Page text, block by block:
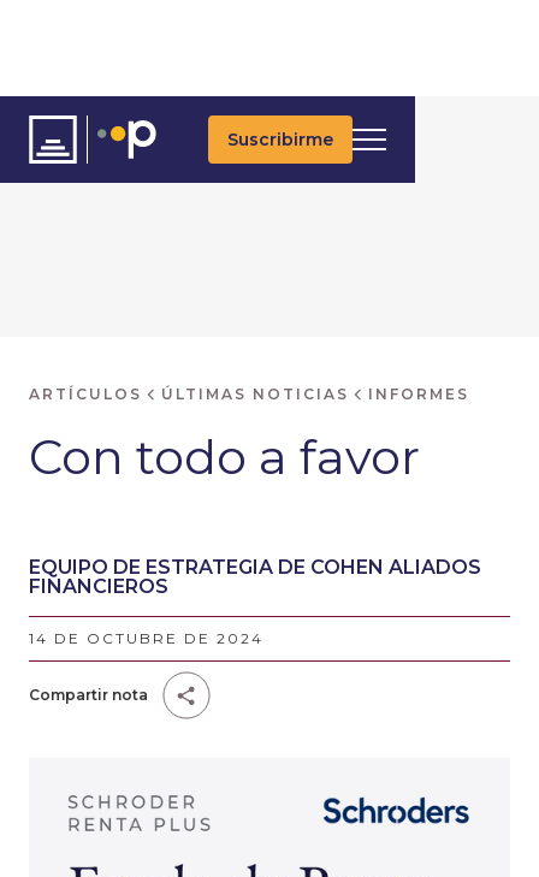
Suscribirme
ARTÍCULOS ÚLTIMAS NOTICIAS INFORMES
Con todo a favor
EQUIPO DE ESTRATEGIA DE COHEN ALIADOS
FINANCIEROS
14 DE OCTUBRE DE 2024
Compartir nota